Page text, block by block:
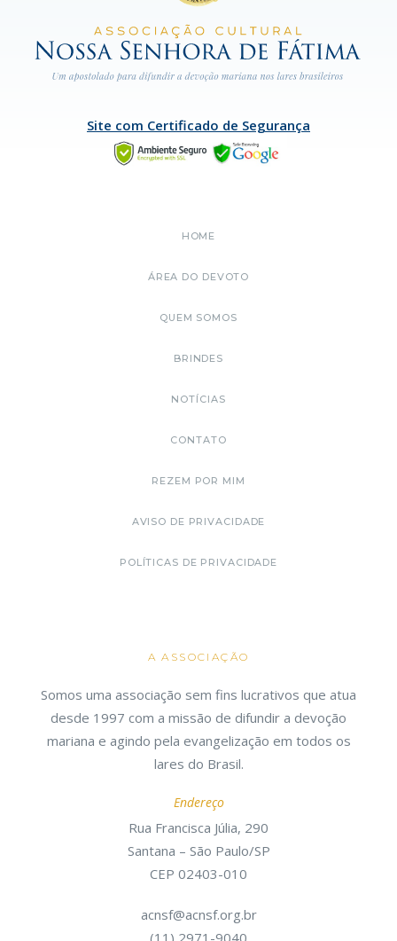
Site com Certificado de Segurança
HOME
ÁREA DO DEVOTO
QUEM SOMOS
BRINDES
NOTÍCIAS
CONTATO
REZEM POR MIM
AVISO DE PRIVACIDADE
POLÍTICAS DE PRIVACIDADE
A ASSOCIAÇÃO
Somos uma associação sem fins lucrativos que atua
desde 1997 com a missão de difundir a devoção
mariana e agindo pela evangelização em todos os
lares do Brasil.
Endereço
Rua Francisca Júlia, 290
Santana – São Paulo/SP
CEP 02403-010
acnsf@acnsf.org.br
(11) 2971-9040